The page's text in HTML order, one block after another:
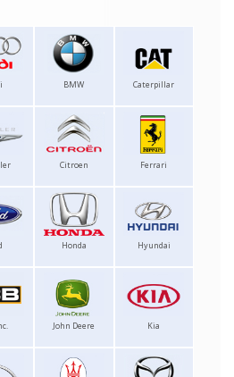
BMW Caterpillar
Citroen Ferrari
Honda Hyundai
John Deere Kia